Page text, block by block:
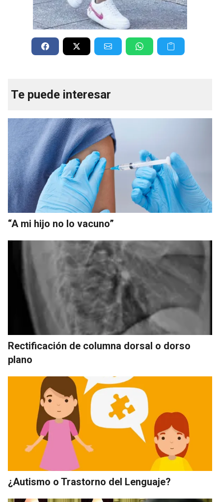
Te puede interesar
“A mi hijo no lo vacuno”
Rectificación de columna dorsal o dorso
plano
¿Autismo o Trastorno del Lenguaje?